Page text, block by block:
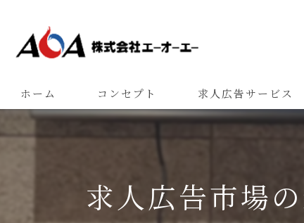
ホーム コンセプト 求人広告サービス
求人広告市場